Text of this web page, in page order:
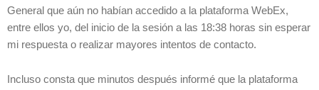
General que aún no habían accedido a la plataforma WebEx,
entre ellos yo, del inicio de la sesión a las 18:38 horas sin esperar
mi respuesta o realizar mayores intentos de contacto.
Incluso consta que minutos después informé que la plataforma